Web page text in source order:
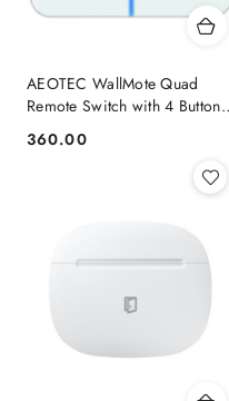
AEOTEC WallMote Quad
Remote Switch with 4 Buttons
Z-Wave
Cena:
360.00